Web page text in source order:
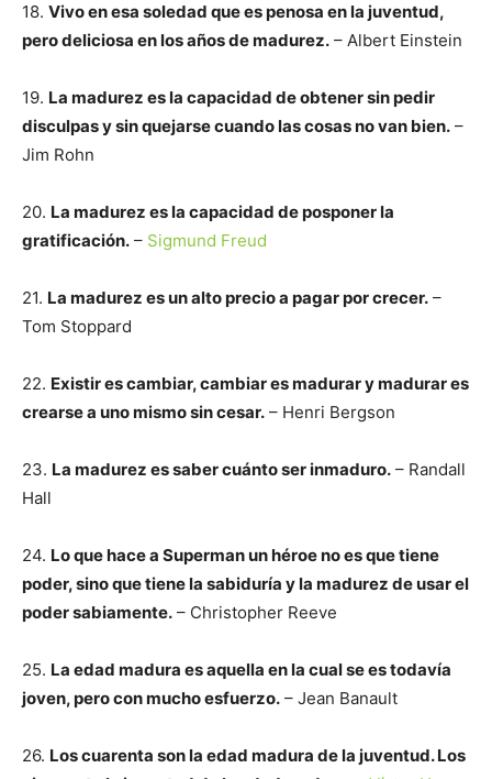
18. Vivo en esa soledad que es penosa en la juventud,
pero deliciosa en los años de madurez. – Albert Einstein
19. La madurez es la capacidad de obtener sin pedir
disculpas y sin quejarse cuando las cosas no van bien. –
Jim Rohn
20. La madurez es la capacidad de posponer la
gratificación. – Sigmund Freud
21. La madurez es un alto precio a pagar por crecer. –
Tom Stoppard
22. Existir es cambiar, cambiar es madurar y madurar es
crearse a uno mismo sin cesar. – Henri Bergson
23. La madurez es saber cuánto ser inmaduro. – Randall
Hall
24. Lo que hace a Superman un héroe no es que tiene
poder, sino que tiene la sabiduría y la madurez de usar el
poder sabiamente. – Christopher Reeve
25. La edad madura es aquella en la cual se es todavía
joven, pero con mucho esfuerzo. – Jean Banault
26. Los cuarenta son la edad madura de la juventud. Los